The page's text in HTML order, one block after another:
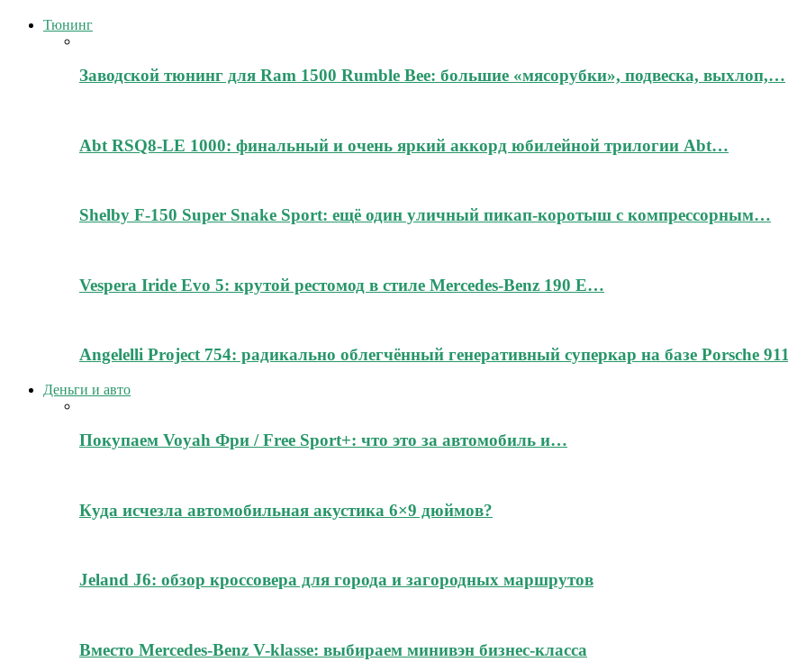
Тюнинг
Заводской тюнинг для Ram 1500 Rumble Bee: большие «мясорубки», подвеска, выхлоп,…
Abt RSQ8-LE 1000: финальный и очень яркий аккорд юбилейной трилогии Abt…
Shelby F-150 Super Snake Sport: ещё один уличный пикап-коротыш с компрессорным…
Vespera Iride Evo 5: крутой рестомод в стиле Mercedes-Benz 190 E…
Angelelli Project 754: радикально облегчённый генеративный суперкар на базе Porsche 911
Деньги и авто
Покупаем Voyah Фри / Free Sport+: что это за автомобиль и…
Куда исчезла автомобильная акустика 6×9 дюймов?
Jeland J6: обзор кроссовера для города и загородных маршрутов
Вместо Mercedes-Benz V-klasse: выбираем минивэн бизнес-класса